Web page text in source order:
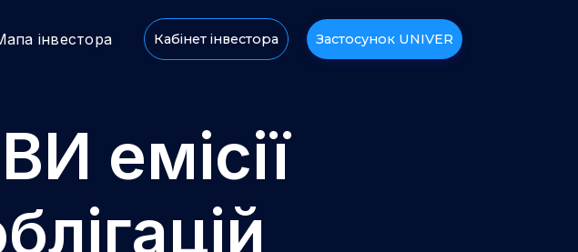
інвестора Кабінет інвестора Застосунок UNIVER
емісії